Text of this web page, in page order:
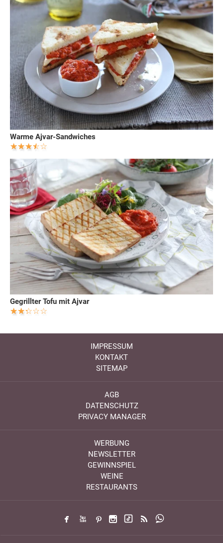
Warme Ajvar-Sandwiches
Gegrillter Tofu mit Ajvar
IMPRESSUM
KONTAKT
SITEMAP
AGB
DATENSCHUTZ
PRIVACY MANAGER
WERBUNG
NEWSLETTER
GEWINNSPIEL
WEINE
RESTAURANTS